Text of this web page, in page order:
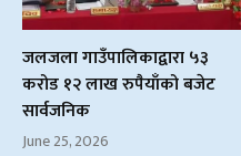
जलजला गाउँपालिकाद्वारा ५३
करोड १२ लाख रुपैयाँको बजेट
सार्वजनिक
June 25, 2026